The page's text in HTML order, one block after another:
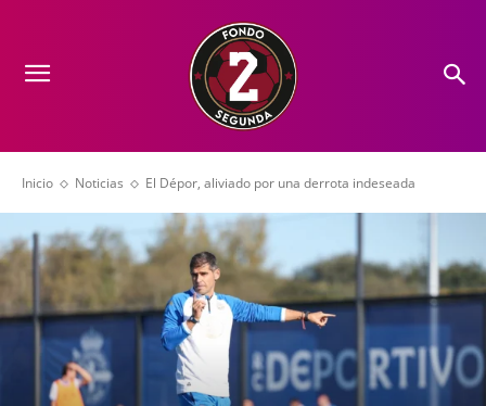
Inicio Noticias El Dépor, aliviado por una derrota indeseada